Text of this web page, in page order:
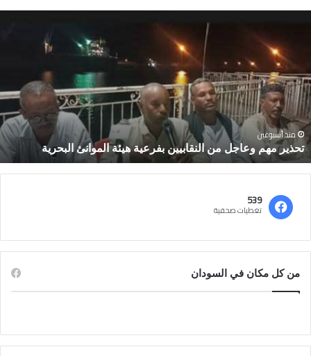
وعاجل
النقابيين
بفرعية
هيئة
الموانئ
البحريةمنذ أسبوعين
تحذير مهم وعاجل من النقابيين بفرعية هيئة الموانئ البحرية
539
تغطيات صحفية
من كل مكان في السودان